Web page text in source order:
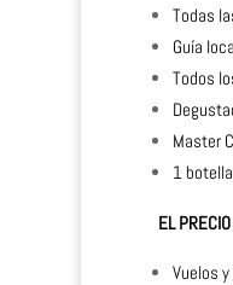
Todas
Guía
Todos
Master
1
EL
Vuelos